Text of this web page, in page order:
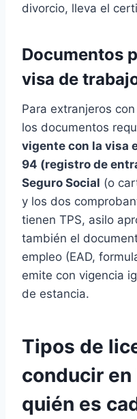
divorcio, lleva el
Documentos
visa de
Para extranjeros
los documentos
vigente con la visa
94 (registro de
Seguro Social (o
y los dos
tienen TPS, asilo
también el
empleo (EAD,
emite con vigencia
de estancia.
Tipos de
conducir en
quién es